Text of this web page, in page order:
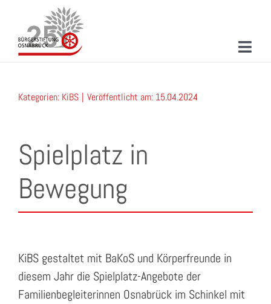
springen
SUCHE
Kategorien: KiBS | Veröffentlicht am: 15.04.2024
Spielplatz in
Bewegung
KiBS gestaltet mit BaKoS und Körperfreunde in
diesem Jahr die Spielplatz-Angebote der
Familienbegleiterinnen Osnabrück im Schinkel mit